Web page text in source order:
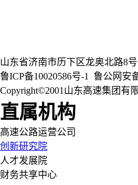
山东省济南市历下区龙奥北路8
鲁ICP备10020586号-1
鲁公网安
Copyright©2001山东高速集团有
直属机构
高速公路运营公司
创新研究院
人才发展院
财务共享中心